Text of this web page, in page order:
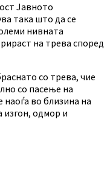
Јавното
така што да се
нивната
на трева според
со трева, чие
со пасење на
во близина на
изгон, одмор и